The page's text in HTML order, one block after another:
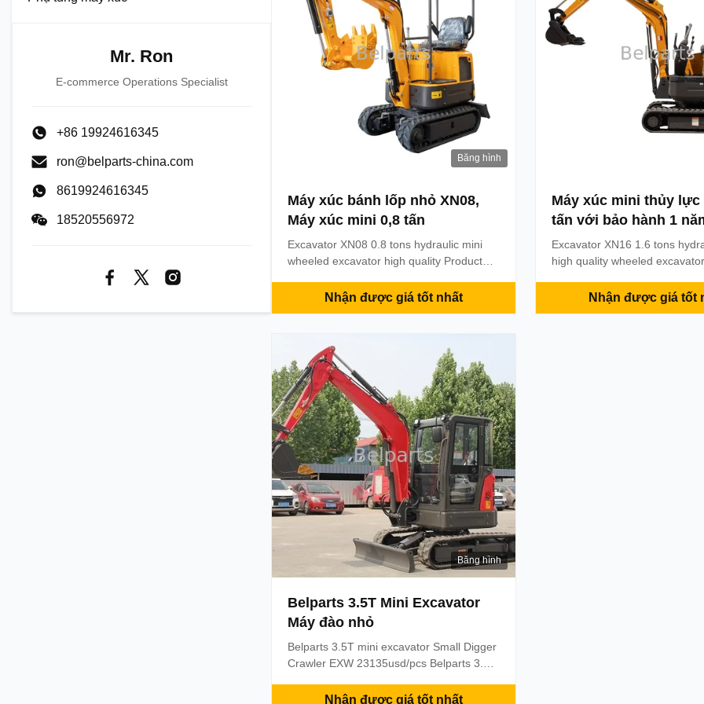
Mr. Ron
E-commerce Operations Specialist
+86 19924616345
ron@belparts-china.com
8619924616345
18520556972
Băng hình
Máy xúc bánh lốp nhỏ XN08,
Máy xúc mini 0,8 tấn
Excavator XN08 0.8 tons hydraulic mini
wheeled excavator high quality Product
Weight 980 kg bucket capacity 0.02m³
Displacement 0.854L Rated power
10.3kw/11.2 kw/2400 Maximum torque
51.9N.m/1600 r...
Nhận được giá tốt nhất
Máy xúc mini thủy lực
tấn với bảo hành 1
Excavator XN16 1.6 tons
high quality wheeled
Bucket Capacity 0.045 m³
Nhận được giá tốt
Băng hình
Belparts 3.5T Mini Excavator
Máy đào nhỏ
Belparts 3.5T mini excavator Small Digger
Crawler EXW 23135usd/pcs Belparts 3.5T
Appliion:Excavator Part number:/
Nhận được giá tốt nhất